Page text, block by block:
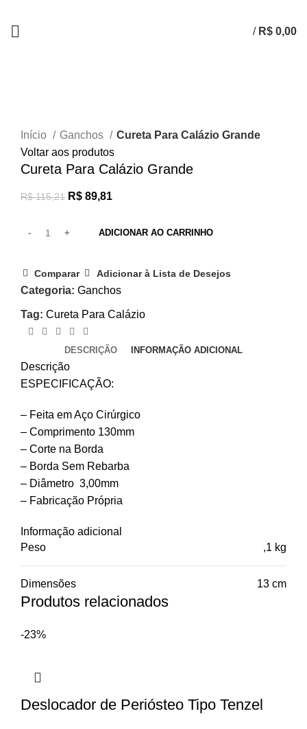
/ R$ 0,00
Início
Ganchos
Cureta Para Calázio Grande
Voltar aos produtos
Cureta Para Calázio Grande
R$115,21 R$ 89,81
ADICIONAR AO CARRINHO
Comparar Adicionar à Lista de Desejos
Categoria: Ganchos
Tag: Cureta Para Calázio
DESCRIÇÃO INFORMAÇÃO ADICIONAL
Descrição
ESPECIFICAÇÃO:
– Feita em Aço Cirúrgico
– Comprimento 130mm
– Corte na Borda
– Borda Sem Rebarba
– Diâmetro 3,00mm
– Fabricação Própria
Informação adicional
Peso
,1 kg
Dimensões 13 cm
Produtos relacionados
-23%
Deslocador de Periósteo Tipo Tenzel